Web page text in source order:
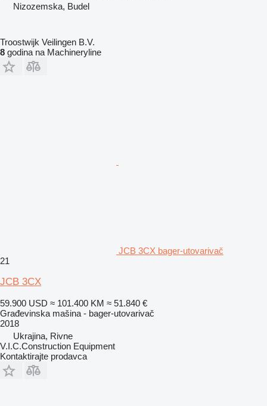
Nizozemska, Budel
Troostwijk Veilingen B.V.
8 godina na Machineryline
JCB 3CX bager-utovarivač
21
JCB 3CX
59.900 USD ≈ 101.400 KM ≈ 51.840 €
Građevinska mašina - bager-utovarivač
2018
Ukrajina, Rivne
V.I.C.Construction Equipment
Kontaktirajte prodavca